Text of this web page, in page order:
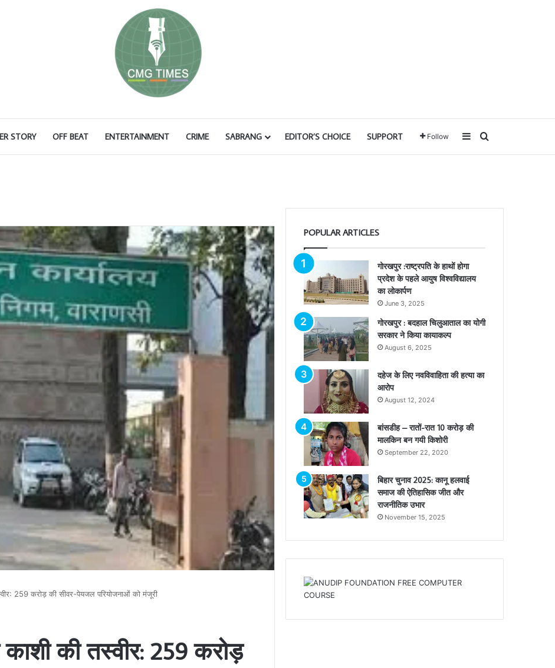
STORY OFF BEAT ENTERTAINMENT CRIME SABRANG EDITOR’S CHOICE SUPPORT Follow SidebarSearch for
259 करोड़ की सीवर-पेयजल परियोजनाओं को मंजूरी
की तस्वीर: 259 करोड़
POPULAR ARTICLES
गोरखपुर :राष्ट्रपति के हाथों होगा
प्रदेश के पहले आयुष विश्वविद्यालय
का लोकार्पण
June 3, 2025
गोरखपुर : बदहाल चिलुआताल का योगी
सरकार ने किया कायाकल्प
August 6, 2025
दहेज के लिए नवविवाहिता की हत्या का
आरोप
August 12, 2024
बांसडीह – रातों-रात 10 करोड़ की
मालकिन बन गयी किशोरी
September 22, 2020
बिहार चुनाव 2025: कानू हलवाई
समाज की ऐतिहासिक जीत और
राजनीतिक उभार
November 15, 2025